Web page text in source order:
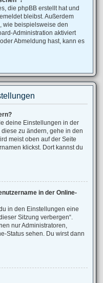
die phpBB erstellt hat und
bleibst. Außerdem
wie beispielsweise den
Administration aktiviert
Abmeldung hast, kann es
deine Einstellungen in der
zu ändern, gehe in den
meist oben auf der Seite
klickst. Dort kannst du
in der Online-
in den Einstellungen eine
Sitzung verbergen“.
nur Administratoren,
Status sehen. Du wirst dann